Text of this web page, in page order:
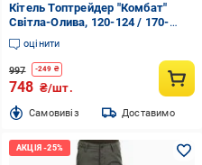
Кітель Топтрейдер "Комбат"
Світла-Олива, 120-124 / 170-
176cм р.XXL
оцінити
997 -249 ₴
748 ₴/шт.
Cамовивіз Доставимо